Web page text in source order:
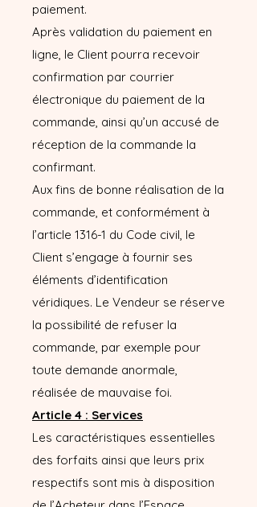
paiement.
Après validation du paiement en
ligne, le Client pourra recevoir
confirmation par courrier
électronique du paiement de la
commande, ainsi qu’un accusé de
réception de la commande la
confirmant.
Aux fins de bonne réalisation de la
commande, et conformément à
l’article 1316-1 du Code civil, le
Client s’engage à fournir ses
éléments d’identification
véridiques. Le Vendeur se réserve
la possibilité de refuser la
commande, par exemple pour
toute demande anormale,
réalisée de mauvaise foi.
Article 4 : Services
Les caractéristiques essentielles
des forfaits ainsi que leurs prix
respectifs sont mis à disposition